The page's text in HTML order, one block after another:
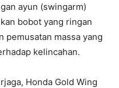
ayun (swingarm)
bobot yang ringan
pemusatan massa yang
kelincahan.
Honda Gold Wing